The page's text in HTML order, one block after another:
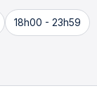
18h00 - 23h59